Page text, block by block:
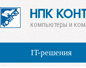
IT-решения
компьютеры и